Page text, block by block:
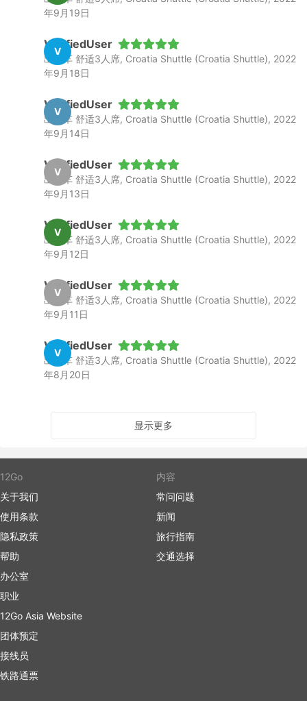
年9月19日
V
VerifiedUser
出租车 舒适3人席, Croatia Shuttle (Croatia Shuttle), 2022
年9月18日
V
VerifiedUser
出租车 舒适3人席, Croatia Shuttle (Croatia Shuttle), 2022
年9月14日
V
VerifiedUser
出租车 舒适3人席, Croatia Shuttle (Croatia Shuttle), 2022
年9月13日
V
VerifiedUser
出租车 舒适3人席, Croatia Shuttle (Croatia Shuttle), 2022
年9月12日
V
VerifiedUser
出租车 舒适3人席, Croatia Shuttle (Croatia Shuttle), 2022
年9月11日
V
VerifiedUser
出租车 舒适3人席, Croatia Shuttle (Croatia Shuttle), 2022
年8月20日
显示更多
12Go
关于我们
使用条款
隐私政策
帮助
办公室
职业
12Go Asia Website
团体预定
接线员
铁路通票
内容
常问问题
新闻
旅行指南
交通选择